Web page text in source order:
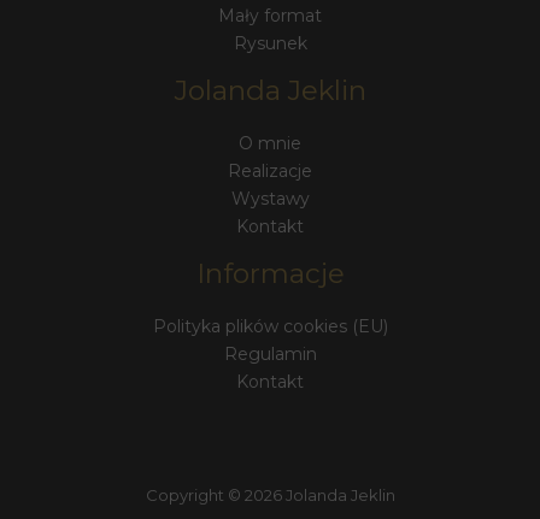
Mały format
Rysunek
Jolanda Jeklin
O mnie
Realizacje
Wystawy
Kontakt
Informacje
Polityka plików cookies (EU)
Regulamin
Kontakt
Copyright © 2026 Jolanda Jeklin